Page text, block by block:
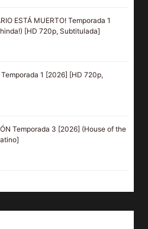
ESTÁ MUERTO! Temporada 1
[HD 720p, Subtitulada]
Temporada 1 [2026] [HD 720p,
Temporada 3 [2026] (House of the